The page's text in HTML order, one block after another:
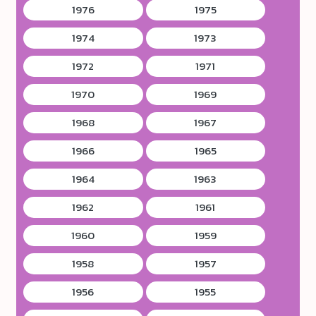
1976
1975
1974
1973
1972
1971
1970
1969
1968
1967
1966
1965
1964
1963
1962
1961
1960
1959
1958
1957
1956
1955